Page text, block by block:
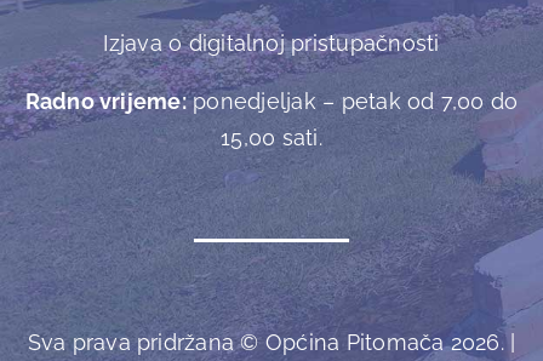
Izjava o digitalnoj pristupačnosti
Radno vrijeme:ponedjeljak – petak od 7,00 do
15,00 sati.
Sva prava pridržana © Općina Pitomača 2026. |